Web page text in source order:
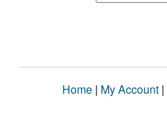
Home | My Account |